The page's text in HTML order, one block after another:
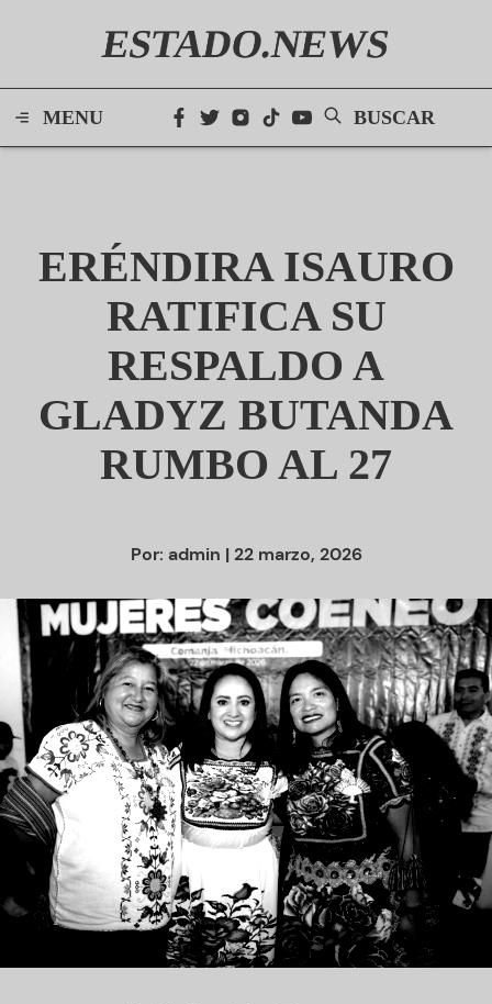
ESTADO.NEWS
MENU BUSCAR
ERÉNDIRA ISAURO
RATIFICA SU
RESPALDO A
GLADYZ BUTANDA
RUMBO AL 27
Por: admin | 22 marzo, 2026